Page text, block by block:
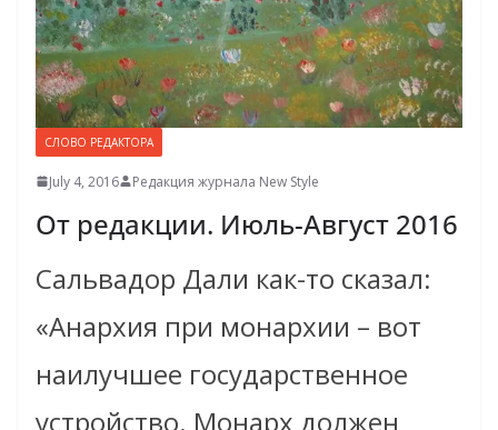
СЛОВО РЕДАКТОРА
July 4, 2016 Редакция журнала New Style
От редакции. Июль-Август 2016
Сальвадор Дали как-то сказал:
«Анархия при монархии – вот
наилучшее государственное
устройство. Монарх должен